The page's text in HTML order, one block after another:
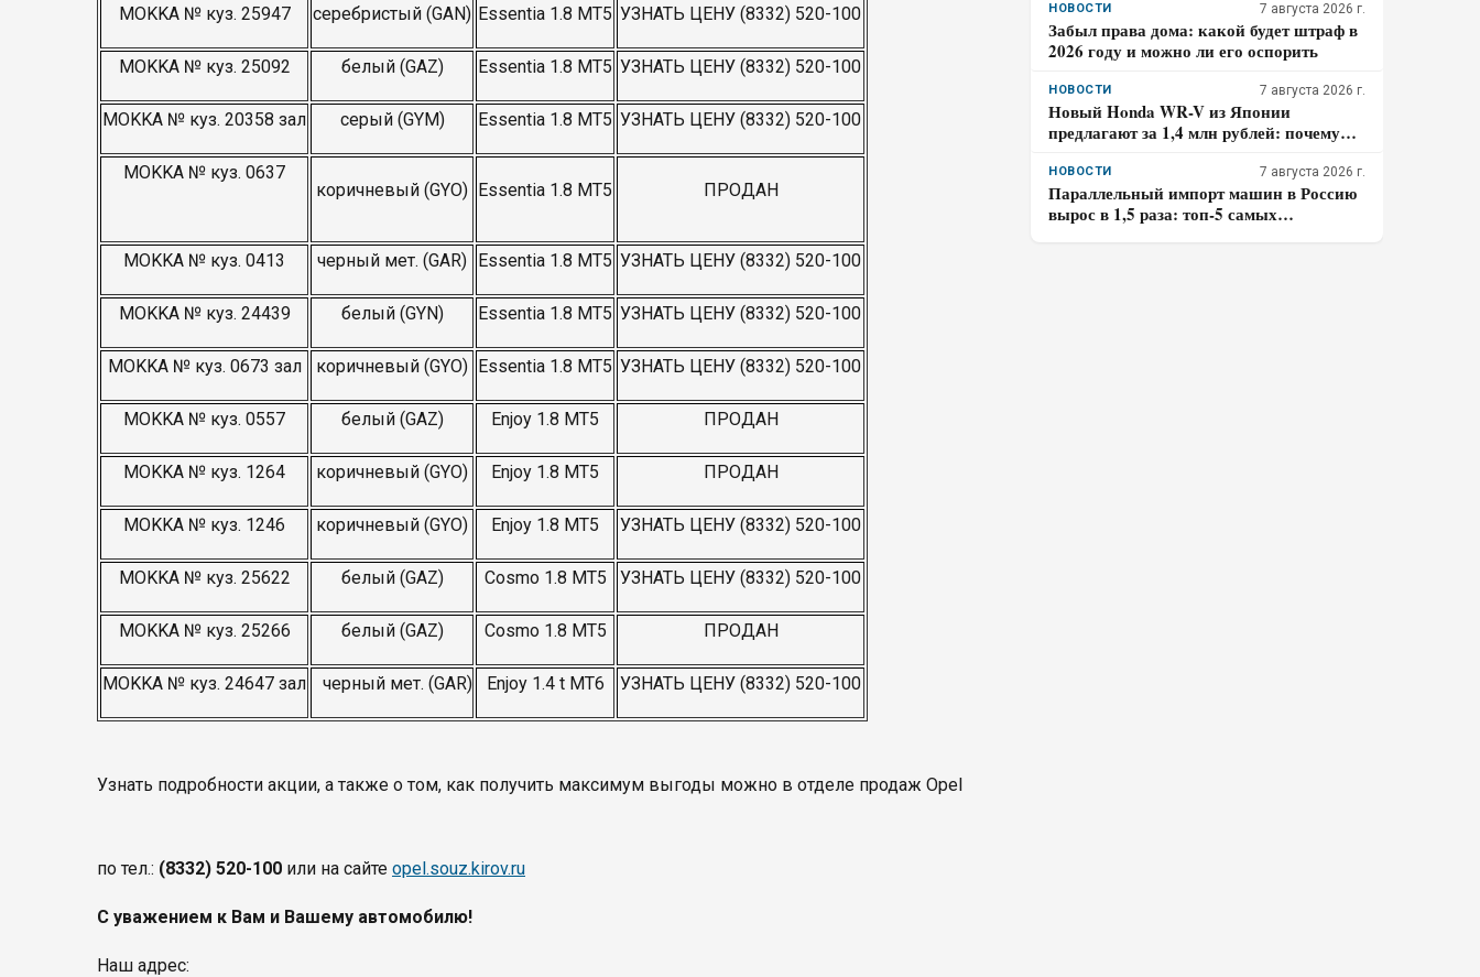
MOKKA № куз. 25947 серебристый (GAN) Essentia 1.8 MT5 УЗНАТЬ ЦЕНУ (8332) 520-100
MOKKA № куз. 25092 белый (GAZ) Essentia 1.8 MT5 УЗНАТЬ ЦЕНУ (8332) 520-100
MOKKA № куз. 20358 зал серый (GYM) Essentia 1.8 MT5 УЗНАТЬ ЦЕНУ (8332) 520-100
MOKKA № куз. 0637
коричневый (GYO) Essentia 1.8 MT5 ПРОДАН
MOKKA № куз. 0413 черный мет. (GAR) Essentia 1.8 MT5 УЗНАТЬ ЦЕНУ (8332) 520-100
MOKKA № куз. 24439 белый (GYN) Essentia 1.8 MT5 УЗНАТЬ ЦЕНУ (8332) 520-100
MOKKA № куз. 0673 зал коричневый (GYO) Essentia 1.8 MT5 УЗНАТЬ ЦЕНУ (8332) 520-100
MOKKA № куз. 0557 белый (GAZ) Enjoy 1.8 МТ5 ПРОДАН
MOKKA № куз. 1264 коричневый (GYO) Enjoy 1.8 МТ5 ПРОДАН
MOKKA № куз. 1246 коричневый (GYO) Enjoy 1.8 МТ5 УЗНАТЬ ЦЕНУ (8332) 520-100
MOKKA № куз. 25622 белый (GAZ) Cosmo 1.8 МТ5 УЗНАТЬ ЦЕНУ (8332) 520-100
MOKKA № куз. 25266 белый (GAZ) Cosmo 1.8 МТ5 ПРОДАН
MOKKA № куз. 24647 зал черный мет. (GAR) Enjoy 1.4 t МТ6 УЗНАТЬ ЦЕНУ (8332) 520-100
Узнать подробности акции, а также о том, как получить максимум выгоды можно в отделе продаж Opel
по тел.: (8332) 520-100 или на сайте opel.souz.kirov.ru
С уважением к Вам и Вашему автомобилю!
Наш адрес:
НОВОСТИ 7 августа 2026 г.
Забыл права дома: какой будет штраф в
2026 году и можно ли его оспорить
НОВОСТИ 7 августа 2026 г.
Новый Honda WR-V из Японии
предлагают за 1,4 млн рублей: почему
доставку, таможенные платежи и ЭПТС
НОВОСТИ 7 августа 2026 г.
Параллельный импорт машин в Россию
вырос в 1,5 раза: топ-5 самых